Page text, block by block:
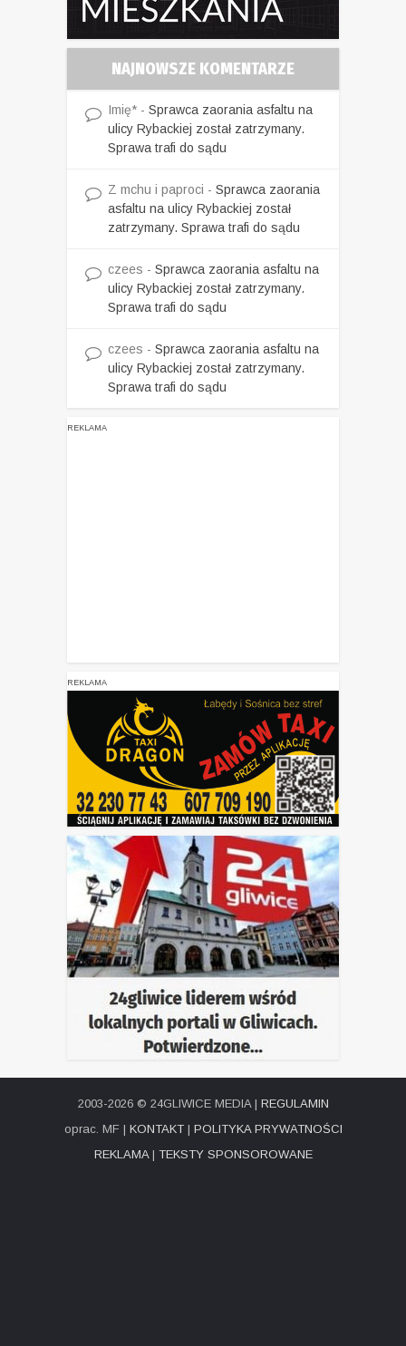
NAJNOWSZE KOMENTARZE
Imię* - Sprawca zaorania asfaltu na
ulicy Rybackiej został zatrzymany.
Sprawa trafi do sądu
Z mchu i paproci - Sprawca zaorania
asfaltu na ulicy Rybackiej został
zatrzymany. Sprawa trafi do sądu
czees - Sprawca zaorania asfaltu na
ulicy Rybackiej został zatrzymany.
Sprawa trafi do sądu
czees - Sprawca zaorania asfaltu na
ulicy Rybackiej został zatrzymany.
Sprawa trafi do sądu
REKLAMA
REKLAMA
2003-2026 © 24GLIWICE MEDIA | REGULAMIN
oprac. MF | KONTAKT| POLITYKA PRYWATNOŚCI
REKLAMA| TEKSTY SPONSOROWANE